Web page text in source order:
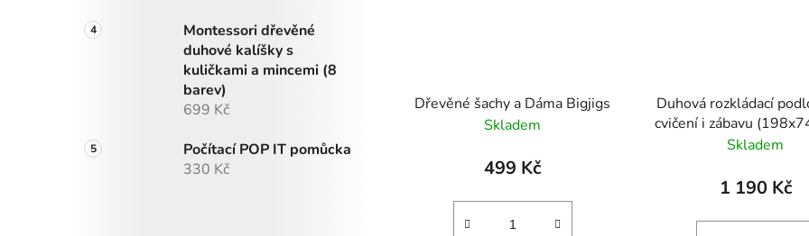
Montessori dřevěné
duhové kalíšky s
kuličkami a mincemi (8
barev)
699 Kč
Počítací POP IT pomůcka
330 Kč
Dřevěné šachy a Dáma Bigjigs
Skladem
499 Kč
Duhová rozkládací
cvičení i zábavu
Skladem
1 190 Kč